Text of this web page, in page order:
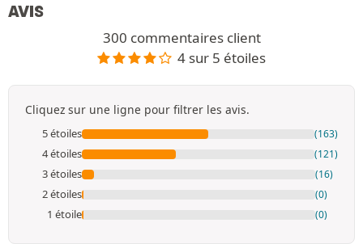
AVIS
300 commentaires client
4 sur 5 étoiles
Cliquez sur une ligne pour filtrer les avis.
5 étoiles (163)
4 étoiles (121)
3 étoiles (16)
2 étoiles (0)
1 étoile (0)